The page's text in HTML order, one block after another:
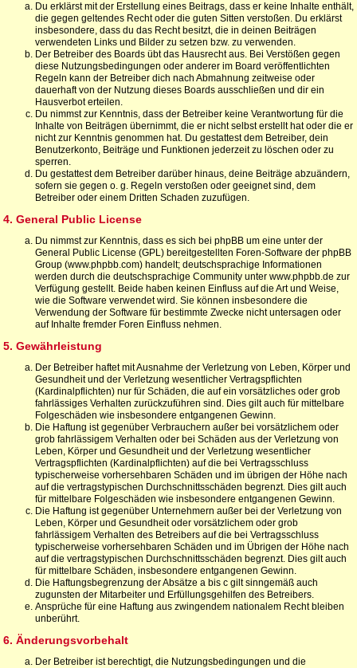
Du erklärst mit der Erstellung eines Beitrags, dass er keine Inhalte enthält,
die gegen geltendes Recht oder die guten Sitten verstoßen. Du erklärst
insbesondere, dass du das Recht besitzt, die in deinen Beiträgen
verwendeten Links und Bilder zu setzen bzw. zu verwenden.
Der Betreiber des Boards übt das Hausrecht aus. Bei Verstößen gegen
diese Nutzungsbedingungen oder anderer im Board veröffentlichten
Regeln kann der Betreiber dich nach Abmahnung zeitweise oder
dauerhaft von der Nutzung dieses Boards ausschließen und dir ein
Hausverbot erteilen.
Du nimmst zur Kenntnis, dass der Betreiber keine Verantwortung für die
Inhalte von Beiträgen übernimmt, die er nicht selbst erstellt hat oder die er
nicht zur Kenntnis genommen hat. Du gestattest dem Betreiber, dein
Benutzerkonto, Beiträge und Funktionen jederzeit zu löschen oder zu
sperren.
Du gestattest dem Betreiber darüber hinaus, deine Beiträge abzuändern,
sofern sie gegen o. g. Regeln verstoßen oder geeignet sind, dem
Betreiber oder einem Dritten Schaden zuzufügen.
4. General Public License
Du nimmst zur Kenntnis, dass es sich bei phpBB um eine unter der
General Public License (GPL) bereitgestellten Foren-Software der phpBB
Group (www.phpbb.com) handelt; deutschsprachige Informationen
werden durch die deutschsprachige Community unter www.phpbb.de zur
Verfügung gestellt. Beide haben keinen Einfluss auf die Art und Weise,
wie die Software verwendet wird. Sie können insbesondere die
Verwendung der Software für bestimmte Zwecke nicht untersagen oder
auf Inhalte fremder Foren Einfluss nehmen.
5. Gewährleistung
Der Betreiber haftet mit Ausnahme der Verletzung von Leben, Körper und
Gesundheit und der Verletzung wesentlicher Vertragspflichten
(Kardinalpflichten) nur für Schäden, die auf ein vorsätzliches oder grob
fahrlässiges Verhalten zurückzuführen sind. Dies gilt auch für mittelbare
Folgeschäden wie insbesondere entgangenen Gewinn.
Die Haftung ist gegenüber Verbrauchern außer bei vorsätzlichem oder
grob fahrlässigem Verhalten oder bei Schäden aus der Verletzung von
Leben, Körper und Gesundheit und der Verletzung wesentlicher
Vertragspflichten (Kardinalpflichten) auf die bei Vertragsschluss
typischerweise vorhersehbaren Schäden und im übrigen der Höhe nach
auf die vertragstypischen Durchschnittsschäden begrenzt. Dies gilt auch
für mittelbare Folgeschäden wie insbesondere entgangenen Gewinn.
Die Haftung ist gegenüber Unternehmern außer bei der Verletzung von
Leben, Körper und Gesundheit oder vorsätzlichem oder grob
fahrlässigem Verhalten des Betreibers auf die bei Vertragsschluss
typischerweise vorhersehbaren Schäden und im Übrigen der Höhe nach
auf die vertragstypischen Durchschnittsschäden begrenzt. Dies gilt auch
für mittelbare Schäden, insbesondere entgangenen Gewinn.
Die Haftungsbegrenzung der Absätze a bis c gilt sinngemäß auch
zugunsten der Mitarbeiter und Erfüllungsgehilfen des Betreibers.
Ansprüche für eine Haftung aus zwingendem nationalem Recht bleiben
unberührt.
6. Änderungsvorbehalt
Der Betreiber ist berechtigt, die Nutzungsbedingungen und die